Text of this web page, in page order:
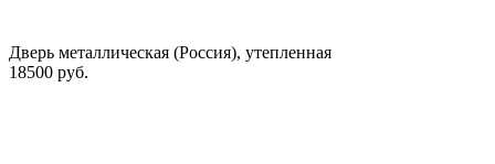
Дверь металлическая (Россия), утепленная
18500 руб.